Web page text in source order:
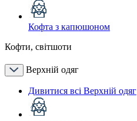
Кофта з капюшоном
Кофти, світшоти
Верхній одяг
Дивитися всі Верхній одяг